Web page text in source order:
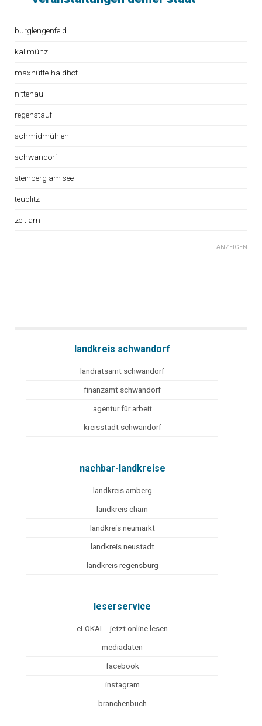
burglengenfeld
kallmünz
maxhütte-haidhof
nittenau
regenstauf
schmidmühlen
schwandorf
steinberg am see
teublitz
zeitlarn
ANZEIGEN
landkreis schwandorf
landratsamt schwandorf
finanzamt schwandorf
agentur für arbeit
kreisstadt schwandorf
nachbar-landkreise
landkreis amberg
landkreis cham
landkreis neumarkt
landkreis neustadt
landkreis regensburg
leserservice
eLOKAL - jetzt online lesen
mediadaten
facebook
instagram
branchenbuch